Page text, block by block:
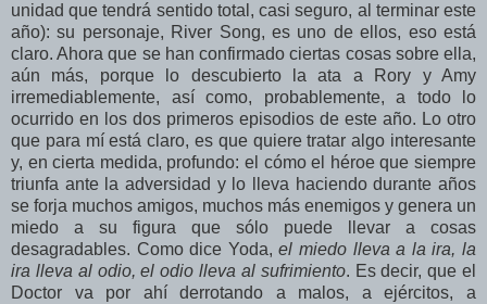
unidad que tendrá sentido total, casi seguro, al terminar este
año): su personaje, River Song, es uno de ellos, eso está
claro. Ahora que se han confirmado ciertas cosas sobre ella,
aún más, porque lo descubierto la ata a Rory y Amy
irremediablemente, así como, probablemente, a todo lo
ocurrido en los dos primeros episodios de este año. Lo otro
que para mí está claro, es que quiere tratar algo interesante
y, en cierta medida, profundo: el cómo el héroe que siempre
triunfa ante la adversidad y lo lleva haciendo durante años
se forja muchos amigos, muchos más enemigos y genera un
miedo a su figura que sólo puede llevar a cosas
desagradables. Como dice Yoda,el miedo lleva a la ira, la
ira lleva al odio, el odio lleva al sufrimiento. Es decir, que el
Doctor va por ahí derrotando a malos, a ejércitos, a